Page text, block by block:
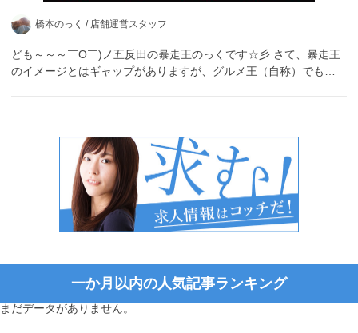
橋本のっく / 店舗運営スタッフ
ども～～～￣O￣)ノ五反田の暴走王のっくです☆彡 さて、暴走王
のイメージとはギャップがありますが、グルメ王（自称）でも…
一か月以内の人気記事ランキング
まだデータがありません。